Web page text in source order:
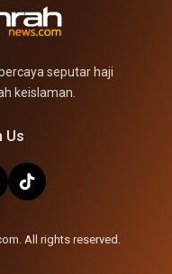
seputar haji
keislaman.
Us
All rights reserved.